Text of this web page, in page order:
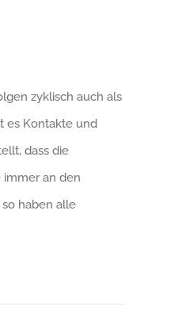
zyklisch auch als
es Kontakte und
dass die
an den
haben alle